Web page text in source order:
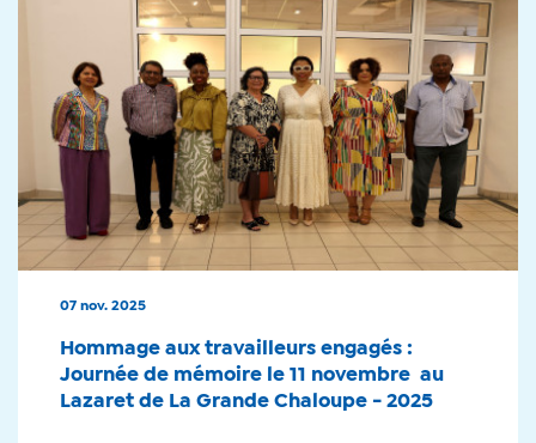
07 nov. 2025
Hommage aux travailleurs engagés :
Journée de mémoire le 11 novembre au
Lazaret de La Grande Chaloupe - 2025